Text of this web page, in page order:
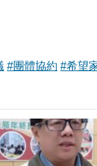
#團體協約 #希望